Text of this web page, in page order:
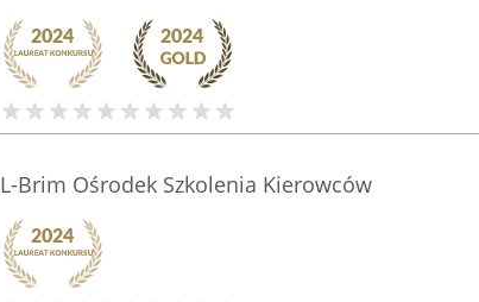
L-Brim Ośrodek Szkolenia Kierowców